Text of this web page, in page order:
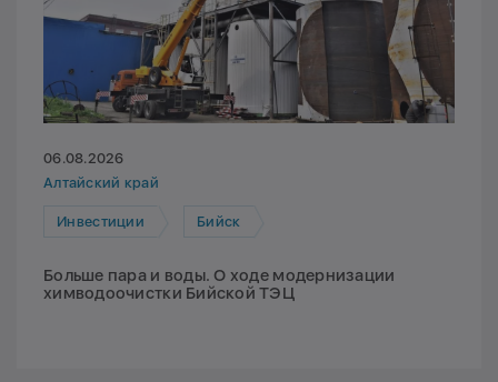
06.08.2026
Алтайский край
Инвестиции Бийск
Больше пара и воды. О ходе модернизации
химводоочистки Бийской ТЭЦ